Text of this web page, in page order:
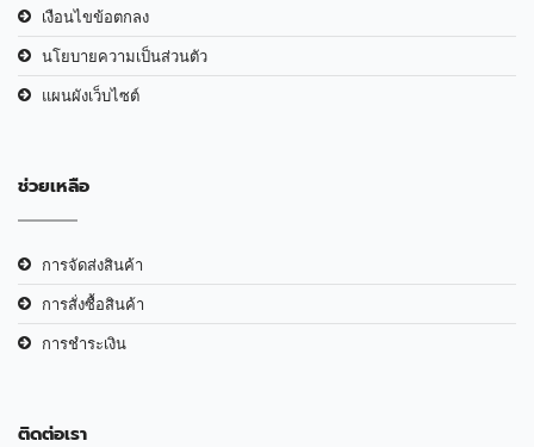
เงือนไขข้อตกลง
นโยบายความเป็นส่วนตัว
แผนผังเว็บไซต์
ช่วยเหลือ
การจัดส่งสินค้า
การสั่งซื้อสินค้า
การชำระเงิน
ติดต่อเรา